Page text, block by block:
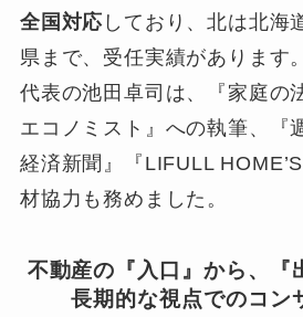
全国対応 しており、北は北海
県まで、受任実績があります。
代表の池田卓司は、『家庭の
エコノミスト』への執筆、『
経済新聞』『LIFULL
材協力も務めました。
不動産の『入口』から、『
長期的な視点でのコン